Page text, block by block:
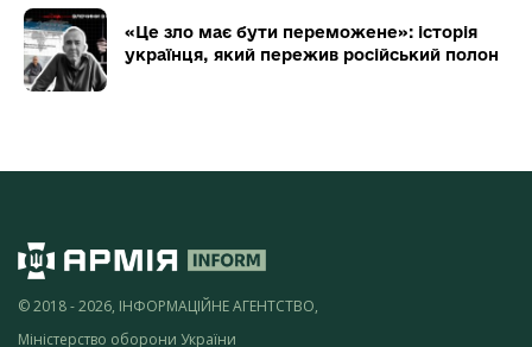
«Це зло має бути переможене»: історія
українця, який пережив російський полон
© 2018 - 2026, ІНФОРМАЦІЙНЕ АГЕНТСТВО,
Міністерство оборони України